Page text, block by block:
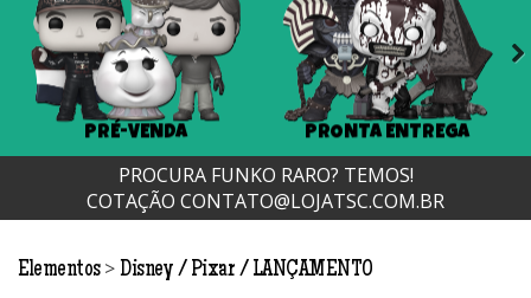
PRÉ-VENDA PRONTA ENTREGA
Next
PROCURA FUNKO RARO? TEMOS!
COTAÇÃO CONTATO@LOJATSC.COM.BR
Elementos > Disney / Pixar LANÇAMENTO